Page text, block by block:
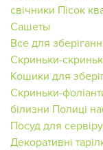
свічники Пісок
Сашеты
Все для
Скриньки-
Кошики для
Скриньки-
білизни Полиці
Посуд для
Декоративні